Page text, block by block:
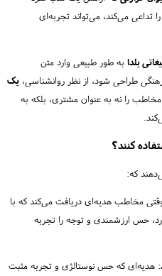
تداعی می‌کند، می‌تواند تجربه‌ای
یلدا به طور طبیعی وارد متن
طراحی شود، از نظر روانشناسی، یک
را نه به عنوان مشتری، بلکه به
کنند؟
که:
مخاطب هدیه‌ای دریافت می‌کند که با
حس ارزشمندی و توجه را تجربه
: هدیه‌ای که حس نوستالژی و تجربه مثبت